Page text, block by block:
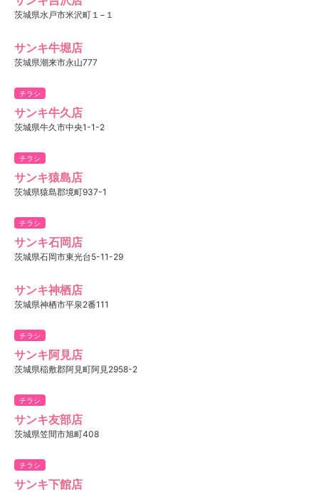
茨城県水戸市米沢町１−１
サンキ牛堀店
茨城県潮来市永山777
チラシ
サンキ牛久店
茨城県牛久市中央1-1-2
チラシ
サンキ猿島店
茨城県猿島郡境町937-1
チラシ
サンキ石岡店
茨城県石岡市東光台5-11-29
サンキ神栖店
茨城県神栖市平泉2番111
チラシ
サンキ阿見店
茨城県稲敷郡阿見町阿見2958-2
チラシ
サンキ友部店
茨城県笠間市旭町408
チラシ
サンキ下館店